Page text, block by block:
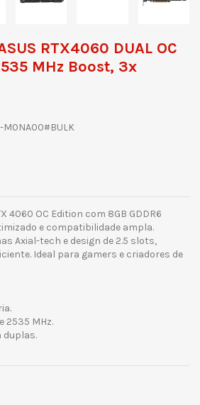
RTX4060 DUAL OC
MHz Boost, 3x
M0NA00#BULK
4060 OC Edition com 8GB GDDR6
e compatibilidade ampla.
Axial-tech e design de 2.5 slots,
Ideal para gamers e criadores de
2535 MHz.
duplas.